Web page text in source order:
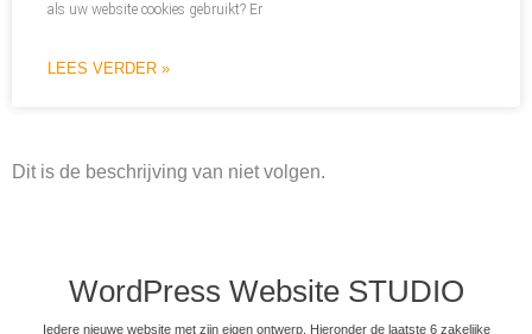
als uw website cookies gebruikt? Er
LEES VERDER »
Dit is de beschrijving van niet volgen.
WordPress Website STUDIO
Iedere nieuwe website met zijn eigen ontwerp. Hieronder de laatste 6 zakelijke